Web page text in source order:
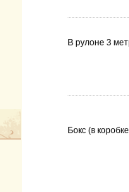
В рулоне 3
Бокс (в